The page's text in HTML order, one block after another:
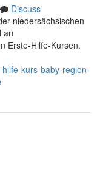
Discuss
niedersächsischen
an
Erste-Hilfe-Kursen.
kurs-baby-region-